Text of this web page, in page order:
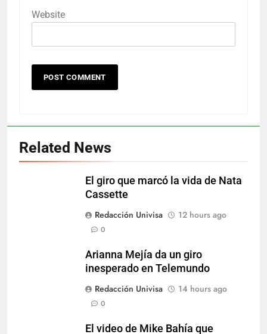
Website
Related News
El giro que marcó la vida de Nata
Cassette
Redacción Univisa
12 hours ago
0
Arianna Mejía da un giro
inesperado en Telemundo
Redacción Univisa
14 hours ago
0
El video de Mike Bahía que